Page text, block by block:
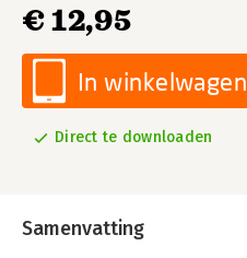
€ 12,95
In winkelwagen
Direct te downloaden
Samenvatting